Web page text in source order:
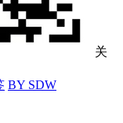
关
BY SDW